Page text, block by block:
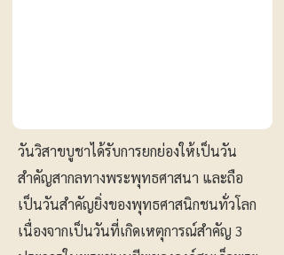
วันวิสาขบูชาได้รับการยกย่องให้เป็นวัน
สำคัญสากลทางพระพุทธศาสนา และถือ
เป็นวันสำคัญยิ่งของพุทธศาสนิกชนทั่วโลก
เนื่องจากเป็นวันที่เกิดเหตุการณ์สำคัญ 3